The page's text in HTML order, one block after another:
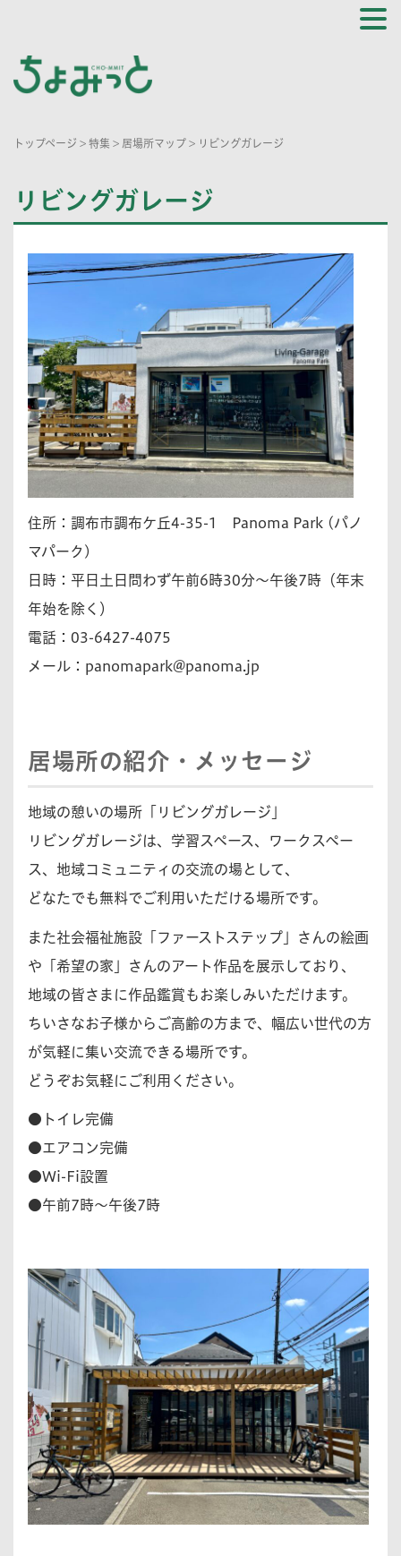
トップページ > 特集 > 居場所マップ > リビングガレージ
リビングガレージ
住所：調布市調布ケ丘4-35-1 Panoma Park (パノ
マパーク)
日時：平日土日問わず午前6時30分〜午後7時（年末
年始を除く）
電話：03-6427-4075
メール： panomapark@panoma.jp
居場所の紹介・メッセージ
地域の憩いの場所「リビングガレージ」
リビングガレージは、学習スペース、ワークスペー
ス、地域コミュニティの交流の場として、
どなたでも無料でご利用いただける場所です。
また社会福祉施設「ファーストステップ」さんの絵画
や「希望の家」さんのアート作品を展示しており、
地域の皆さまに作品鑑賞もお楽しみいただけます。
ちいさなお子様からご高齢の方まで、幅広い世代の方
が気軽に集い交流できる場所です。
どうぞお気軽にご利用ください。
●トイレ完備
●エアコン完備
●Wi-Fi設置
●午前7時～午後7時